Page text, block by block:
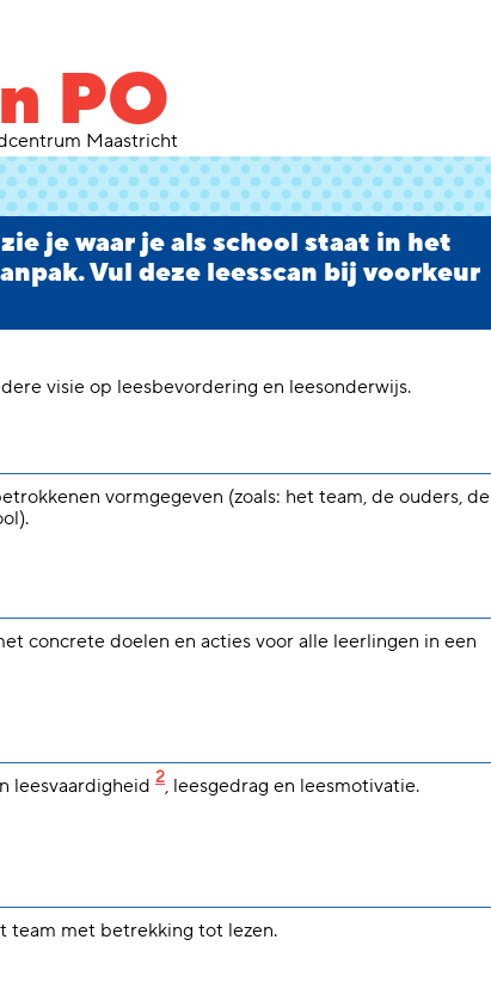
PO
Maastricht
je waar je als school staat in het
Vul deze leesscan bij voorkeur
visie op leesbevordering en leesonderwijs.
vormgegeven (zoals: het team, de ouders, de
concrete doelen en acties voor alle leerlingen in een
leesvaardigheid 2, leesgedrag en leesmotivatie.
team met betrekking tot lezen.